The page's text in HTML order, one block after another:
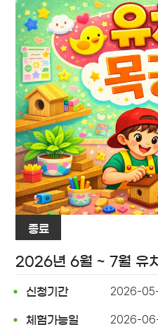
종료
2026년 6월 ~ 7월 유
신청기간 2026-
체험가능일 2026-